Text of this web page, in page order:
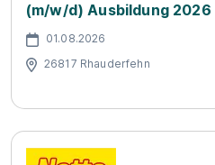
(m/w/d) Ausbildung 2026
01.08.2026
26817 Rhauderfehn